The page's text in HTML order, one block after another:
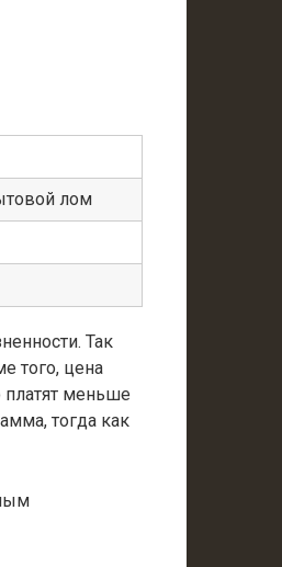
лом
Так
того, цена
платят меньше
тогда как